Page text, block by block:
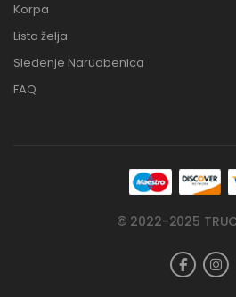
Korpa
Lista želja
Sledenje Narudbenica
FAQ
© 2022-2025